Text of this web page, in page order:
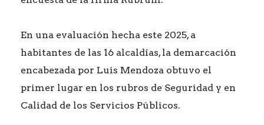
En una evaluación hecha este 2025, a
habitantes de las 16 alcaldías, la demarcación
encabezada por Luis Mendoza obtuvo el
primer lugar en los rubros de Seguridad y en
Calidad de los Servicios Públicos.